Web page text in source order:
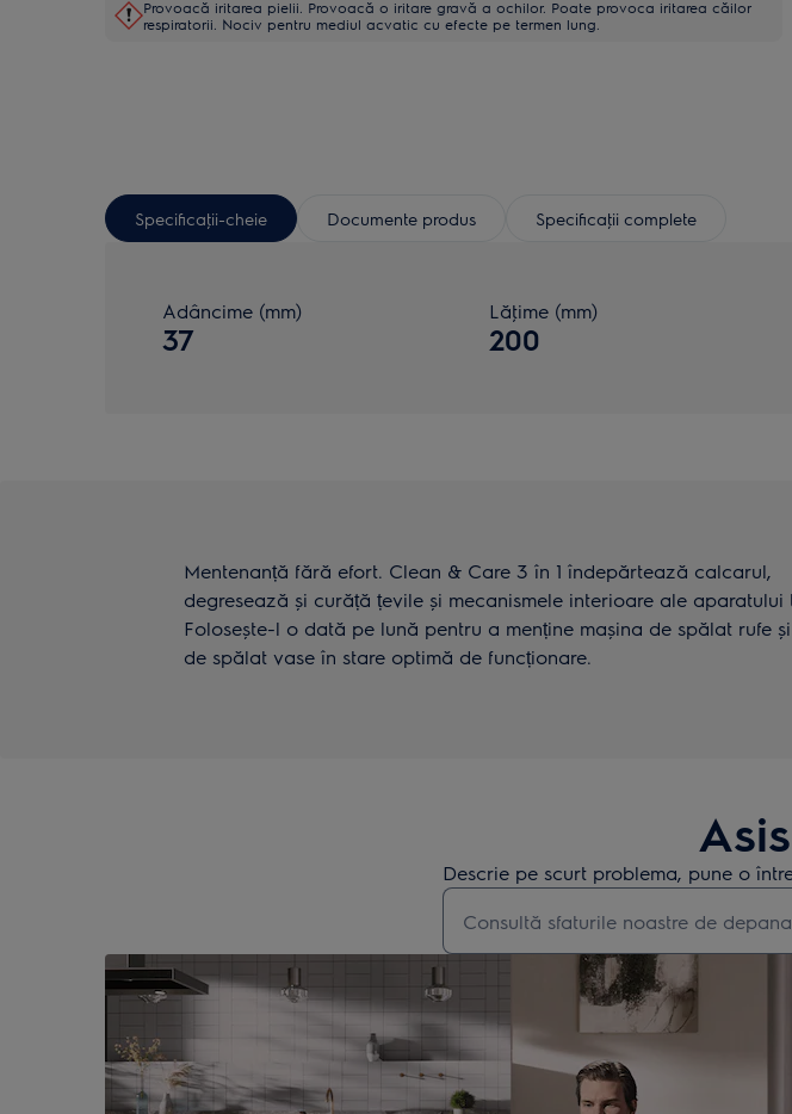
Provoacă iritarea pielii. Provoacă o iritare gravă a ochilor. Poate provoca iritarea căilor
respiratorii. Nociv pentru mediul acvatic cu efecte pe termen lung.
Specificaţii-cheie Documente produs Specificaţii complete
Adâncime (mm)
37
Lăţime (mm)
200
Mentenanță fără efort. Clean & Care 3 în 1 îndepărtează calcarul,
degresează și curăță țevile și mecanismele interioare ale aparatului
Folosește-l o dată pe lună pentru a menține mașina de spălat rufe
de spălat vase în stare optimă de funcționare.
Descrie pe scurt problema, pune o
Type to search for support articles